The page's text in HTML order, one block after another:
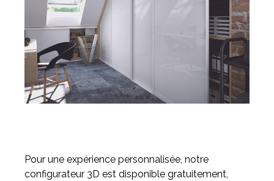
Pour une expérience personnalisée, notre
configurateur 3D est disponible gratuitement,